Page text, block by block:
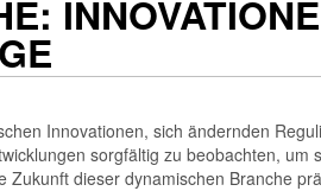
Innovationen, sich ändernden
sorgfältig zu beobachten, um
Zukunft dieser dynamischen Branche